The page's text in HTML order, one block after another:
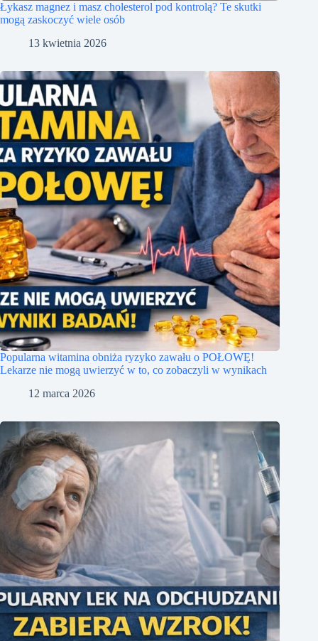
Łykasz magnez i masz cholesterol pod kontrolą? Te skutki
mogą zaskoczyć wiele osób
13 kwietnia 2026
Popularna witamina obniża ryzyko zawału o POŁOWĘ!
Lekarze nie mogą uwierzyć w to, co zobaczyli w wynikach
12 marca 2026